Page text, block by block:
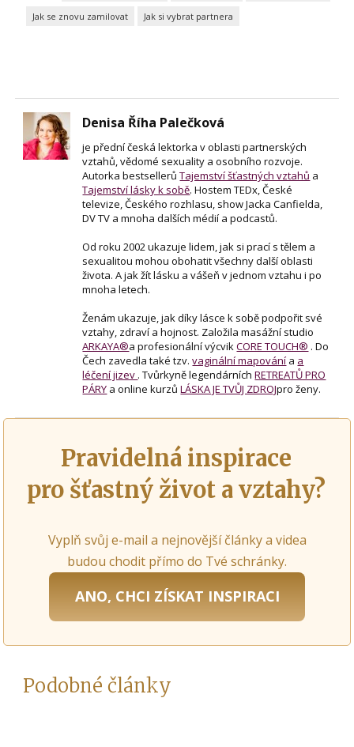
Jak se znovu zamilovat Jak si vybrat partnera
Denisa Říha Palečková
je přední česká lektorka v oblasti partnerských
vztahů, vědomé sexuality a osobního rozvoje.
Autorka bestsellerůTajemství šťastných vztahů a
Tajemství lásky k sobě. Hostem TEDx, České
televize, Českého rozhlasu, show Jacka Canfielda,
DV TV a mnoha dalších médií a podcastů.
Od roku 2002 ukazuje lidem, jak si prací s tělem a
sexualitou mohou obohatit všechny další oblasti
života. A jak žít lásku a vášeň v jednom vztahu i po
mnoha letech.
Ženám ukazuje, jak díky lásce k sobě podpořit své
vztahy, zdraví a hojnost. Založila masážní studio
ARKAYA®a profesionální výcvikCORE TOUCH® . Do
Čech zavedla také tzv.vaginální mapování a a
léčení jizev . Tvůrkyně legendárníchRETREATŮ PRO
PÁRY a online kurzůLÁSKA JE TVŮJ ZDROJpro ženy.
Pravidelná inspirace
pro šťastný život a vztahy?
Vyplň svůj e-mail a nejnovější články a videa
budou chodit přímo do Tvé schránky.
ANO, CHCI ZÍSKAT INSPIRACI
Podobné články